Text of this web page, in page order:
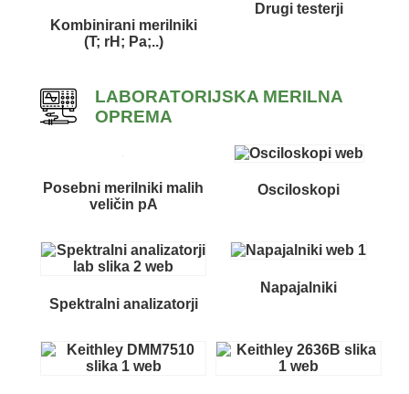
Kombinirani merilniki
(T; rH; Pa;..)
Drugi testerji
LABORATORIJSKA MERILNA
OPREMA
Posebni merilniki malih
veličin pA
Osciloskopi
Spektralni analizatorji
Napajalniki